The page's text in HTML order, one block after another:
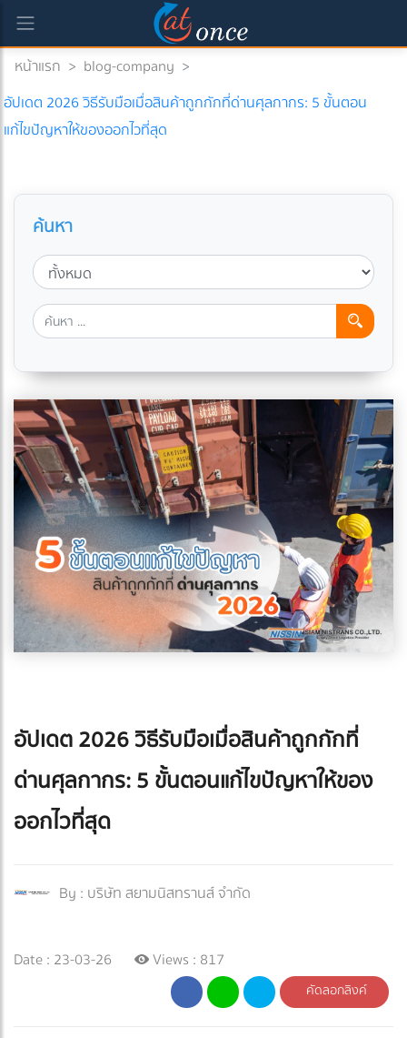
หน้าแรก > blog-company >
อัปเดต 2026 วิธีรับมือเมื่อสินค้าถูกกักที่ด่านศุลกากร: 5 ขั้นตอน
แก้ไขปัญหาให้ของออกไวที่สุด
ค้นหา
อัปเดต 2026 วิธีรับมือเมื่อสินค้าถูกกักที่
ด่านศุลกากร: 5 ขั้นตอนแก้ไขปัญหาให้ของ
ออกไวที่สุด
By : บริษัท สยามนิสทรานส์ จำกัด
Date : 23-03-26 Views : 817
คัดลอกลิงค์